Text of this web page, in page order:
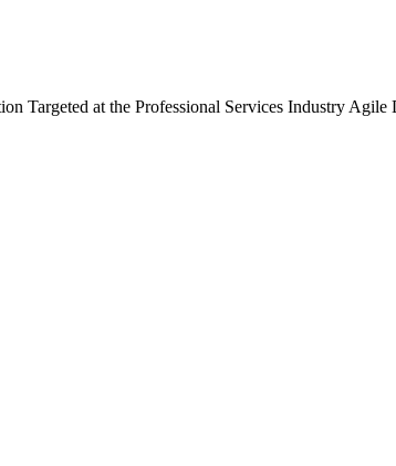
at the Professional Services Industry Agile